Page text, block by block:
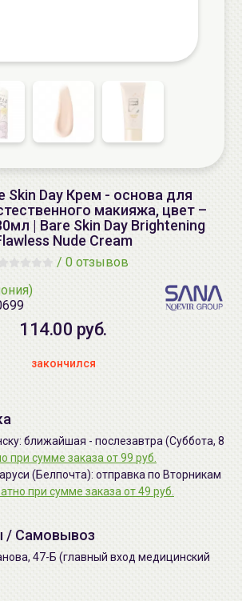
Skin Day Крем - основа для
макияжа, цвет –
| Bare Skin Day Brightening
Nude Cream
/ 0 отзывов
114.00 руб.
закончился
ближайшая - послезавтра (Суббота, 8
при сумме заказа от 99 руб.
(Белпочта): отправка по Вторникам
при сумме заказа от 49 руб.
/ Самовывоз
47-Б (главный вход медицинский